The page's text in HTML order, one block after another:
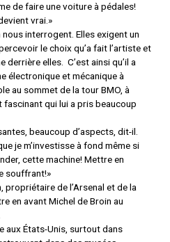
de faire une voiture à pédales!
vrai.»
interrogent. Elles exigent un
le choix qu’a fait l’artiste et
elles. C’est ainsi qu’il a
électronique et mécanique à
au sommet de la tour BMO, à
qui lui a pris beaucoup
beaucoup d’aspects, dit-­il.
je m’investisse à fond même si
cette machine! Mettre en
souffrant!»
propriétaire de l’Arsenal et de la
en avant Michel de Broin au
aux États-­Unis, surtout dans